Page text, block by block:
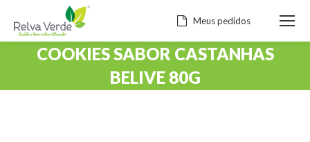
Meus pedidos
COOKIES SABOR CASTANHAS
BELIVE 80G